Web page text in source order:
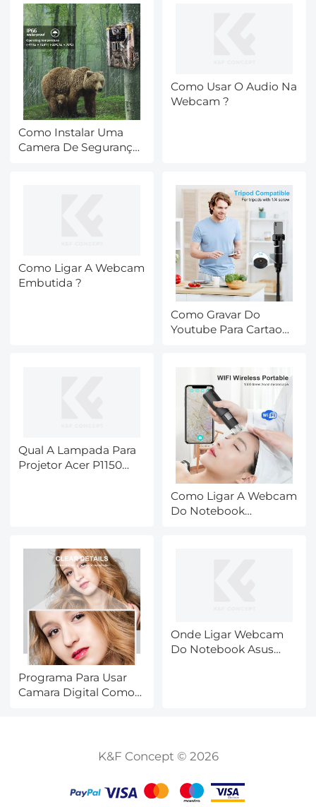
Como Instalar Uma
Camera De Segurança
Como Usar O Audio Na
Webcam ?
Como Ligar A Webcam
Embutida ?
Como Gravar Do
Youtube Para Cartao
Qual A Lampada Para
Projetor Acer P1150
Como Ligar A Webcam
Do Notebook
Programa Para Usar
Camara Digital Como
Onde Ligar Webcam
Do Notebook Asus
K&F Concept © 2026